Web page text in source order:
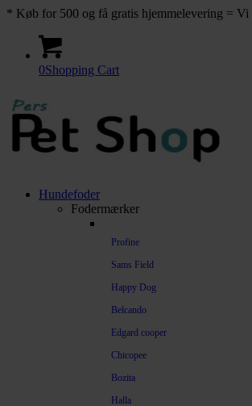
* Køb for 500 og få gratis hjemmelevering = Vi
0Shopping Cart
Hundefoder
Fodermærker
Profine
Sams Field
Happy Dog
Belcando
Edgard cooper
Chicopee
Bozita
Halla